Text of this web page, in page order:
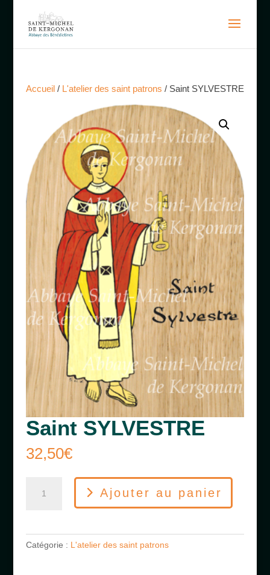
Accueil/ L'atelier des saint patrons / Saint SYLVESTRE
Saint SYLVESTRE
32,50€
Ajouter au panier
Catégorie : L'atelier des saint patrons